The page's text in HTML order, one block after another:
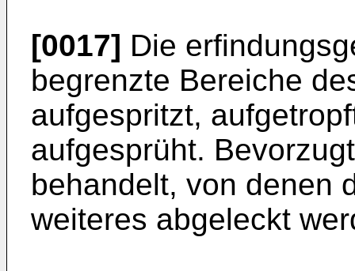
[0017] Die
begrenzte Berei­che
aufgespritzt,
aufgesprüht.
behandelt, von denen
weiteres abgeleckt